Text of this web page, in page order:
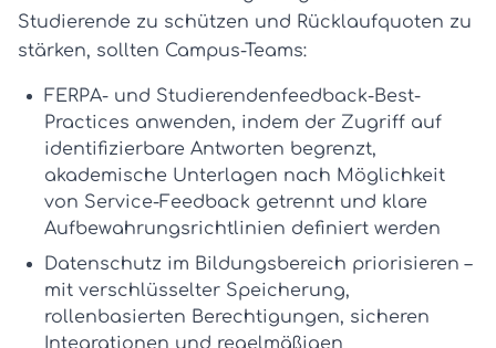
Studierende zu schützen und Rücklaufquoten zu
stärken, sollten Campus-Teams:
FERPA- und Studierendenfeedback-Best-
Practices anwenden, indem der Zugriff auf
identifizierbare Antworten begrenzt,
akademische Unterlagen nach Möglichkeit
von Service-Feedback getrennt und klare
Aufbewahrungsrichtlinien definiert werden
Datenschutz im Bildungsbereich priorisieren –
mit verschlüsselter Speicherung,
rollenbasierten Berechtigungen, sicheren
Integrationen und regelmäßigen